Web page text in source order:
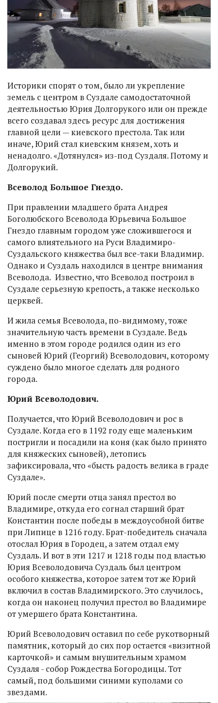
Историки спорят о том, было ли укрепление
земель с центром в Суздале самодостаточной
деятельностью Юрия Долгорукого или он прежде
всего создавал здесь ресурс для достижения
главной цели — киевского престола. Так или
иначе, Юрий стал киевским князем, хоть и
ненадолго. «Дотянулся» из-под Суздаля. Потому и
Долгорукий.
Всеволод Большое Гнездо.
При правлении младшего брата Андрея
Боголюбского Всеволода Юрьевича Большое
Гнездо главным городом уже сложившегося и
самого влиятельного на Руси Владимиро-
Суздальского княжества был все-таки Владимир.
Однако и Суздаль находился в центре внимания
Всеволода. Известно, что Всеволод построил в
Суздале серьезную крепость, а также несколько
церквей.
И жила семья Всеволода, по-видимому, тоже
значительную часть времени в Суздале. Ведь
именно в этом городе родился один из его
сыновей Юрий (Георгий) Всеволодович, которому
суждено было многое сделать для родного
города.
Юрий Всеволодович.
Получается, что Юрий Всеволодович и рос в
Суздале. Когда его в 1192 году еще маленьким
постригли и посадили на коня (как было принято
для княжеских сыновей), летопись
зафиксировала, что «бысть радость велика в граде
Суздале».
Юрий после смерти отца занял престол во
Владимире, откуда его согнал старший брат
Константин после победы в междоусобной битве
при Липице в 1216 году. Брат-победитель сначала
отослал Юрия в Городец, а затем отдал ему
Суздаль. И вот в эти 1217 и 1218 годы под властью
Юрия Всеволодовича Суздаль был центром
особого княжества, которое затем тот же Юрий
включил в состав Владимирского. Это случилось,
когда он наконец получил престол во Владимире
от умершего брата Константина.
Юрий Всеволодович оставил по себе рукотворный
памятник, который до сих пор остается «визитной
карточкой» и самым внушительным храмом
Суздаля - собор Рождества Богородицы. Тот
самый, под большими синими куполами со
звездами.